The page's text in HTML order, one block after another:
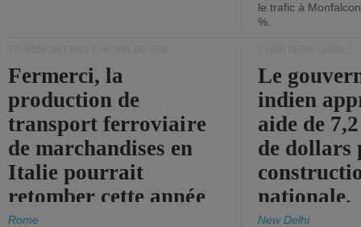
le trafic à
%.
Fermerci, la
production de
transport ferroviaire
de marchandises en
Italie pourrait
retomber cette année
aux niveaux de 2015.
Rome
Le
indien
aide de
de dollars
nationale.
New Delhi